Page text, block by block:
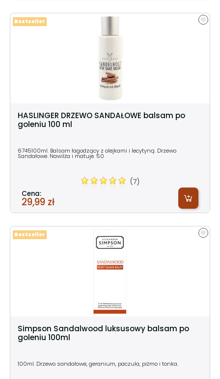
HASLINGER DRZEWO SANDAŁOWE balsam po
goleniu 100 ml
6745100ml. Balsam łagodzący z olejkami i lecytyną. Drzewo
Sandałowe. Nawilża i matuje. 50
(7)
Cena:
29,99 zł
Bestseller
Simpson Sandalwood luksusowy balsam po
goleniu 100ml
100ml. Drzewo sandałowe, geranium, paczula, piżmo i tonka.
Bestseller